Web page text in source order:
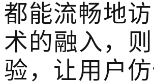
都能流畅地
术的融入，
验，让用户